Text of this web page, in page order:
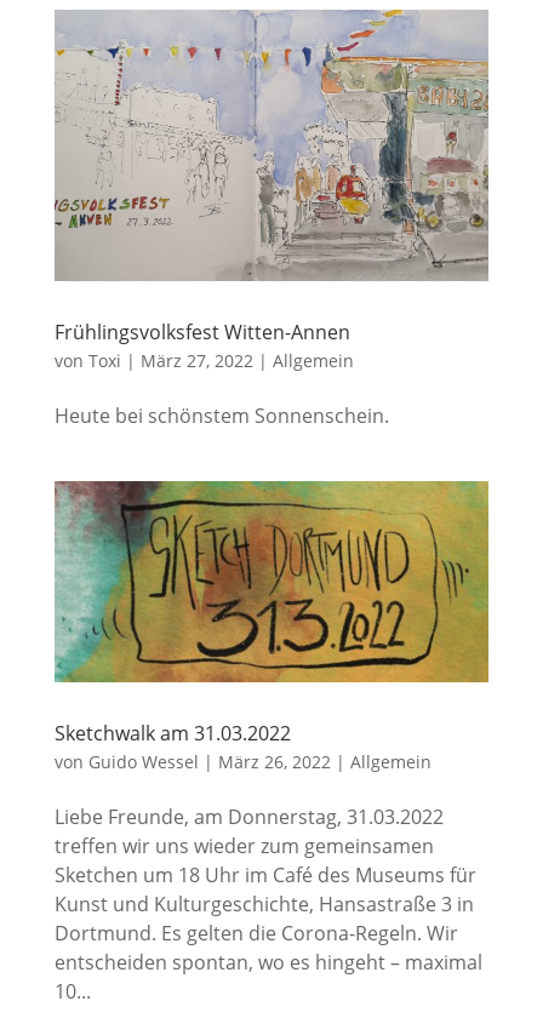
Frühlingsvolksfest Witten-Annen
von Toxi | März 27, 2022 | Allgemein
Heute bei schönstem Sonnenschein.
Sketchwalk am 31.03.2022
von Guido Wessel | März 26, 2022| Allgemein
Liebe Freunde, am Donnerstag, 31.03.2022
treffen wir uns wieder zum gemeinsamen
Sketchen um 18 Uhr im Café des Museums für
Kunst und Kulturgeschichte, Hansastraße 3 in
Dortmund. Es gelten die Corona-Regeln. Wir
entscheiden spontan, wo es hingeht – maximal
10...